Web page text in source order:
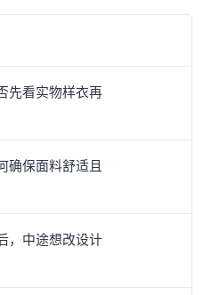
先看实物样衣再
确保面料舒适且
，中途想改设计